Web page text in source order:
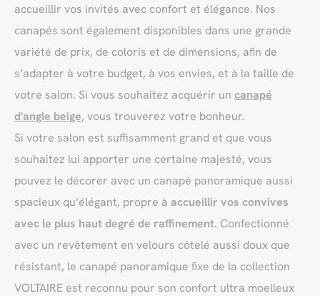
accueillir vos invités avec confort et élégance. Nos
canapés sont également disponibles dans une grande
variété de prix, de coloris et de dimensions, afin de
s’adapter à votre budget, à vos envies, et à la taille de
votre salon. Si vous souhaitez acquérir un canapé
d'angle beige, vous trouverez votre bonheur.
Si votre salon est suffisamment grand et que vous
souhaitez lui apporter une certaine majesté, vous
pouvez le décorer avec un canapé panoramique aussi
spacieux qu’élégant, propre à accueillir vos convives
avec le plus haut degré de raffinement. Confectionné
avec un revêtement en velours côtelé aussi doux que
résistant, le canapé panoramique fixe de la collection
VOLTAIRE est reconnu pour son confort ultra moelleux